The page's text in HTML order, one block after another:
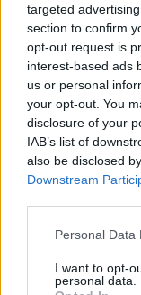
targeted
section to confirm
opt-out request is
interest-based ads
us or personal
your opt-out. You
disclosure of your
IAB’s list of
also be disclosed
Downstream
Please note that
not limited to your
grant or deny
Personal Data
I want to opt-
personal data.